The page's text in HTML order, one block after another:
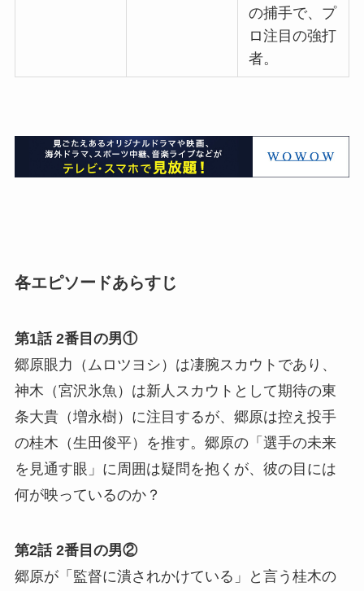
の捕手で、プ
ロ注目の強打
者。
各エピソードあらすじ
第1話 2番目の男①
郷原眼力（ムロツヨシ）は凄腕スカウトであり、
神木（宮沢氷魚）は新人スカウトとして期待の東
条大貴（増永樹）に注目するが、郷原は控え投手
の桂木（生田俊平）を推す。郷原の「選手の未来
を見通す眼」に周囲は疑問を抱くが、彼の目には
何が映っているのか？
第2話 2番目の男②
郷原が「監督に潰されかけている」と言う桂木の